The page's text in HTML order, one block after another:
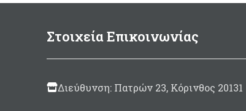
Στοιχεία Επικοινωνίας
Διεύθυνση: Πατρών 23, Κόρινθος 20131